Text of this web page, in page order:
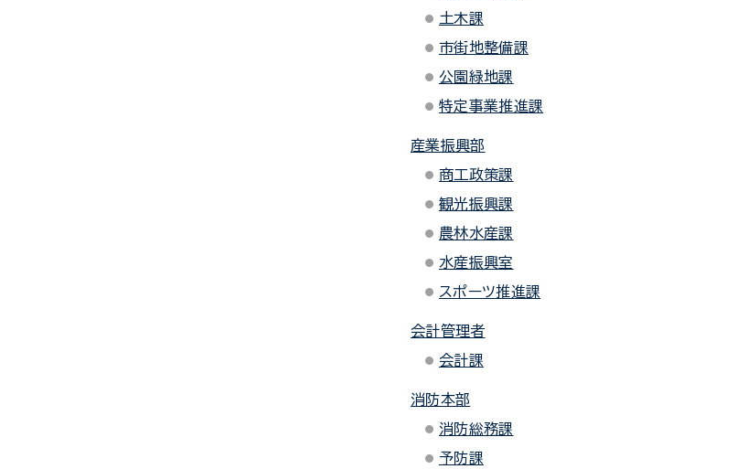
土木課
市街地整備課
公園緑地課
特定事業推進課
産業振興部
商工政策課
観光振興課
農林水産課
水産振興室
スポーツ推進課
会計管理者
会計課
消防本部
消防総務課
予防課